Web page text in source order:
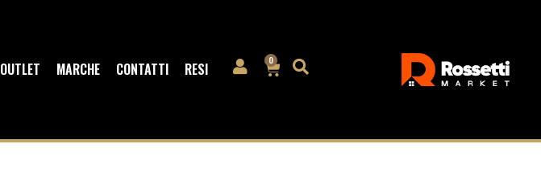
OUTLET MARCHE CONTATTI RESI 0